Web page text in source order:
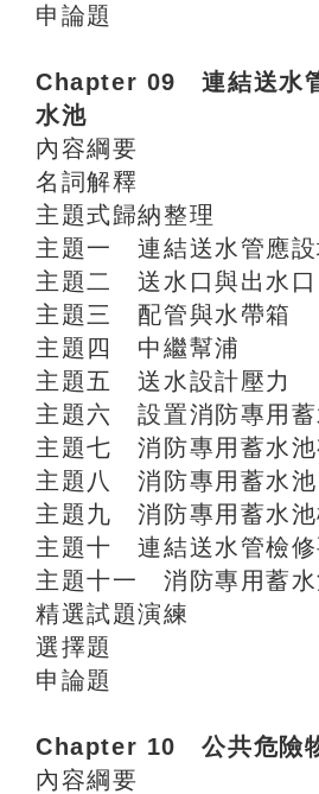
申論題
Chapter 09 連結送水
水池
內容綱要
名詞解釋
主題式歸納整理
主題一 連結送水管應設
主題二 送水口與出水口
主題三 配管與水帶箱
主題四 中繼幫浦
主題五 送水設計壓力
主題六 設置消防專用蓄
主題七 消防專用蓄水池
主題八 消防專用蓄水池
主題九 消防專用蓄水池
主題十 連結送水管檢修
主題十一 消防專用蓄水
精選試題演練
選擇題
申論題
Chapter 10 公共危險
內容綱要